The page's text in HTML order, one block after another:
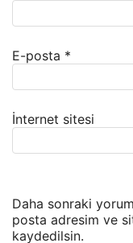
E-posta *
İnternet sitesi
Daha sonraki
posta adresim ve
kaydedilsin.